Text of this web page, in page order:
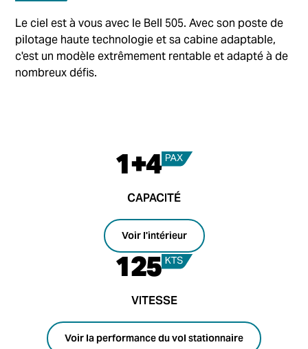
Le ciel est à vous avec le Bell 505. Avec son poste de
pilotage haute technologie et sa cabine adaptable,
c'est un modèle extrêmement rentable et adapté à de
nombreux défis.
1+4
CAPACITÉ
Voir l'intérieur
125
VITESSE
Voir la performance du vol stationnaire